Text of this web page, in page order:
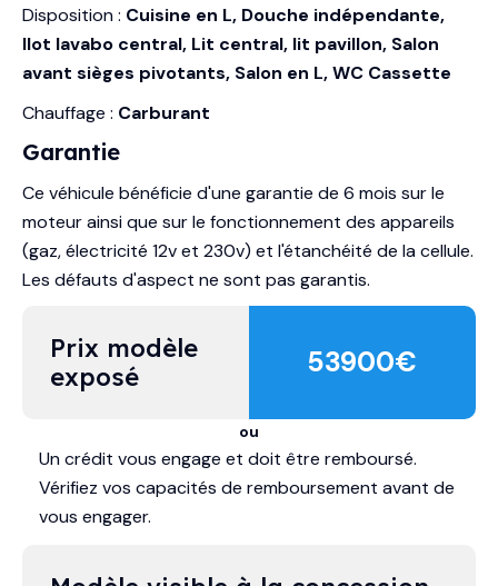
Disposition : Cuisine en L, Douche indépendante,
Ilot lavabo central, Lit central, lit pavillon, Salon
avant sièges pivotants, Salon en L, WC Cassette
Chauffage : Carburant
Garantie
Ce véhicule bénéficie d'une garantie de 6 mois sur le
moteur ainsi que sur le fonctionnement des appareils
(gaz, électricité 12v et 230v) et l'étanchéité de la cellule.
Les défauts d'aspect ne sont pas garantis.
Prix modèle
exposé
53900€
ou
Un crédit vous engage et doit être remboursé.
Vérifiez vos capacités de remboursement avant de
vous engager.